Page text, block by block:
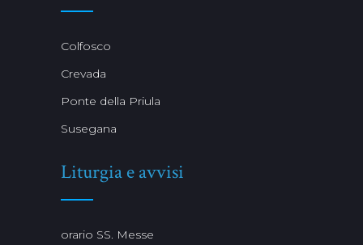
Colfosco
Crevada
Ponte della Priula
Susegana
Liturgia e avvisi
orario SS. Messe